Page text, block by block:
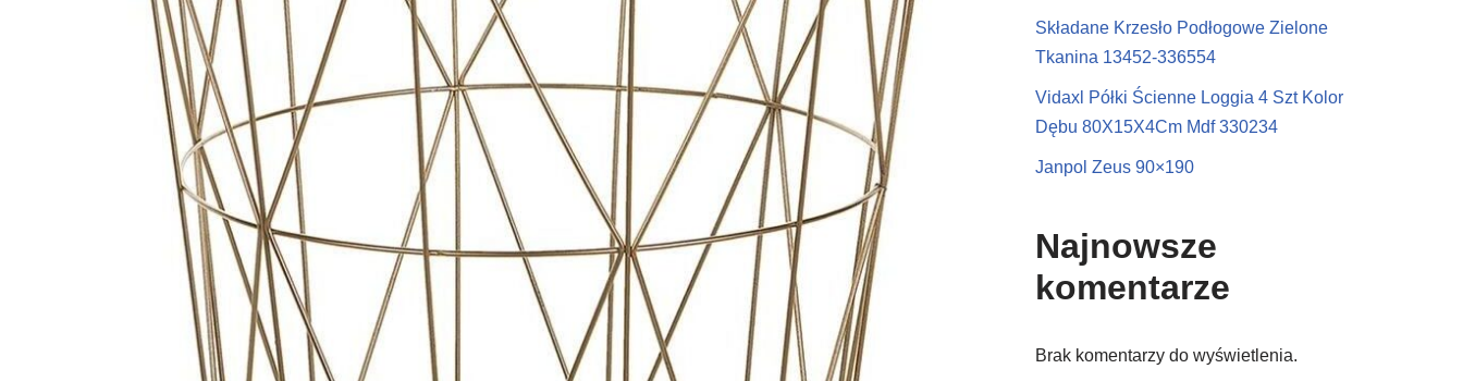
Składane Krzesło Podłogowe Zielone
Tkanina 13452-336554
Vidaxl Półki Ścienne Loggia 4 Szt Kolor
Dębu 80X15X4Cm Mdf 330234
Janpol Zeus 90×190
Najnowsze
komentarze
Brak komentarzy do wyświetlenia.